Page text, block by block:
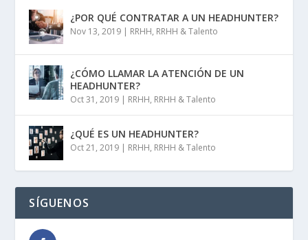
¿POR QUÉ CONTRATAR A UN HEADHUNTER?
Nov 13, 2019 | RRHH, RRHH & Talento
¿CÓMO LLAMAR LA ATENCIÓN DE UN
HEADHUNTER?
Oct 31, 2019 | RRHH, RRHH & Talento
¿QUÉ ES UN HEADHUNTER?
Oct 21, 2019 | RRHH, RRHH & Talento
SÍGUENOS